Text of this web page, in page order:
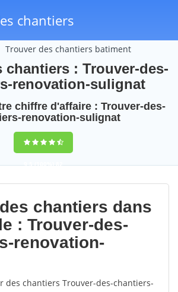
chantiers
Trouver des chantiers batiment
chantiers : Trouver-des-
renovation-sulignat
chiffre d'affaire : Trouver-des-
renovation-sulignat
9,5(100%)82
votes
chantiers dans
: Trouver-des-
renovation-
des chantiers Trouver-des-chantiers-